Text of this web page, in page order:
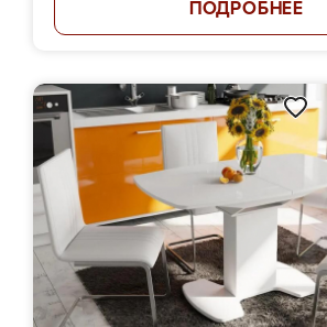
ПОДРОБНЕЕ